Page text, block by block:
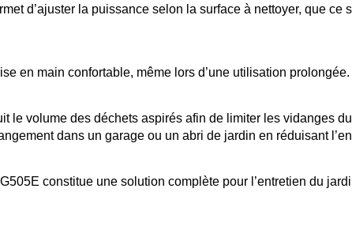
d’ajuster la puissance selon la surface à nettoyer, que
en main confortable, même lors d’une utilisation prolongée.
le volume des déchets aspirés afin de limiter les vidanges
dans un garage ou un abri de jardin en réduisant
constitue une solution complète pour l’entretien du